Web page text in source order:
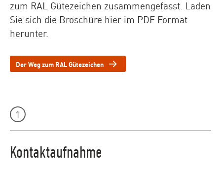
zum RAL Gütezeichen zusammengefasst. Laden
Sie sich die Broschüre hier im PDF Format
herunter.
Der Weg zum RAL Gütezeichen
Animierter Inhalt, der mit scroll gesteuert wird.
Leistungen Teaser - Element 1
1
Kontaktaufnahme